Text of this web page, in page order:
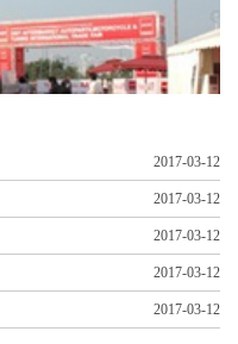
2017-03-12
2017-03-12
2017-03-12
2017-03-12
2017-03-12